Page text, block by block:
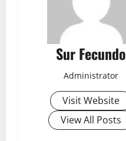
Sur Fecundo
Administrator
Visit Website
View All Posts